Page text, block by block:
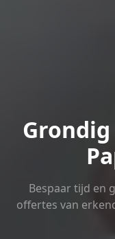
Bespaar tijd en
offertes van